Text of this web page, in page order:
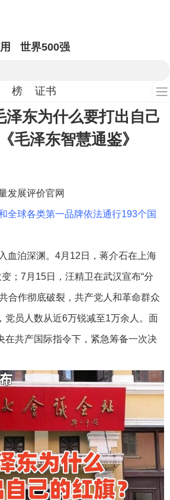
世界500强
榜 证书
泽东为什么要打出自己
毛泽东智慧通鉴》
发展评价官网
全球各类第一品牌依法通行193个国
血泊深渊。4月12日，蒋介石在上海
变；7月15日，汪精卫在武汉宣布“分
合作彻底破裂，共产党人和革命群众
党员人数从近6万锐减至1万余人。面
在共产国际指令下，紧急筹备一次决